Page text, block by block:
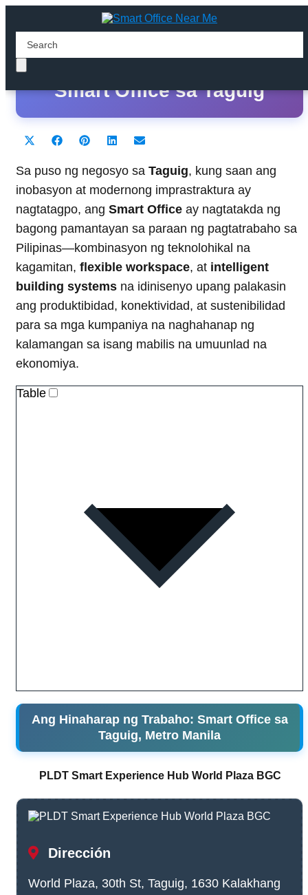
Ang Pinakamahusay na
Smart Office sa Taguig
Share
T
w
i
t
t
e
)
Share
c
e
b
o
k
Share
n
t
e
e
s
Share
n
k
e
I
n
Share
a
l
Sa puso ng negosyo sa Taguig, kung saan ang
inobasyon at modernong imprastraktura ay
nagtatagpo, ang Smart Office ay nagtatakda ng
bagong pamantayan sa paraan ng pagtatrabaho sa
Pilipinas—kombinasyon ng teknolohikal na
kagamitan, flexible workspace, at intelligent
building systems na idinisenyo upang palakasin
ang produktibidad, konektividad, at sustenibilidad
para sa mga kumpaniya na naghahanap ng
kalamangan sa isang mabilis na umuunlad na
ekonomiya.
Table
Ang Hinaharap ng Trabaho: Smart Office sa
Taguig, Metro Manila
PLDT Smart Experience Hub World Plaza BGC
Dirección
World Plaza, 30th St, Taguig, 1630 Kalakhang